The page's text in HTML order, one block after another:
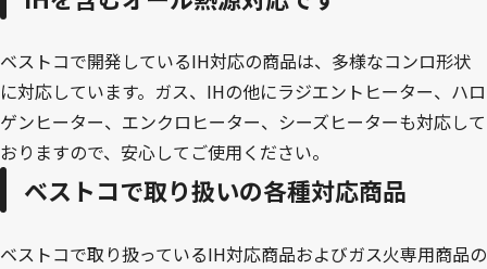
ベストコで開発しているIH対応の商品は、多様なコンロ形状
に対応しています。ガス、IHの他にラジエントヒーター、ハロ
ゲンヒーター、エンクロヒーター、シーズヒーターも対応して
おりますので、安心してご使用ください。
ベストコで取り扱いの各種対応商品
ベストコで取り扱っているIH対応商品およびガス火専用商品の